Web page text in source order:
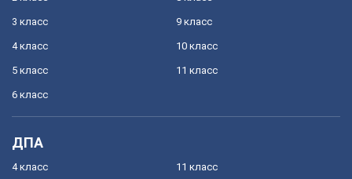
3 класс
4 класс
5 класс
6 класс
9 класс
10 класс
11 класс
ДПА
4 класс 11 класс